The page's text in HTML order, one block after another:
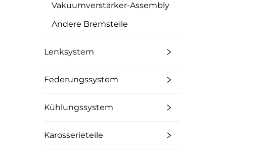
Vakuumverstärker-Assembly
Andere Bremsteile
Lenksystem
Federungssystem
Kühlungssystem
Karosserieteile